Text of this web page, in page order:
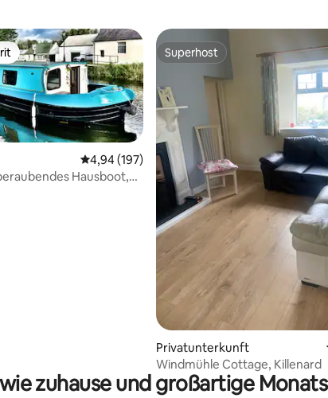
4,97 von 5, 93 Bewertungen
Favorit.
Durchschnittliche Bewertung: 4,94 von 5,
4,94 (197)
Hausboot,
Superhost
Superhost
Privatunterkunft
Windmühle Cottage, Killenard
zuhause und großartige